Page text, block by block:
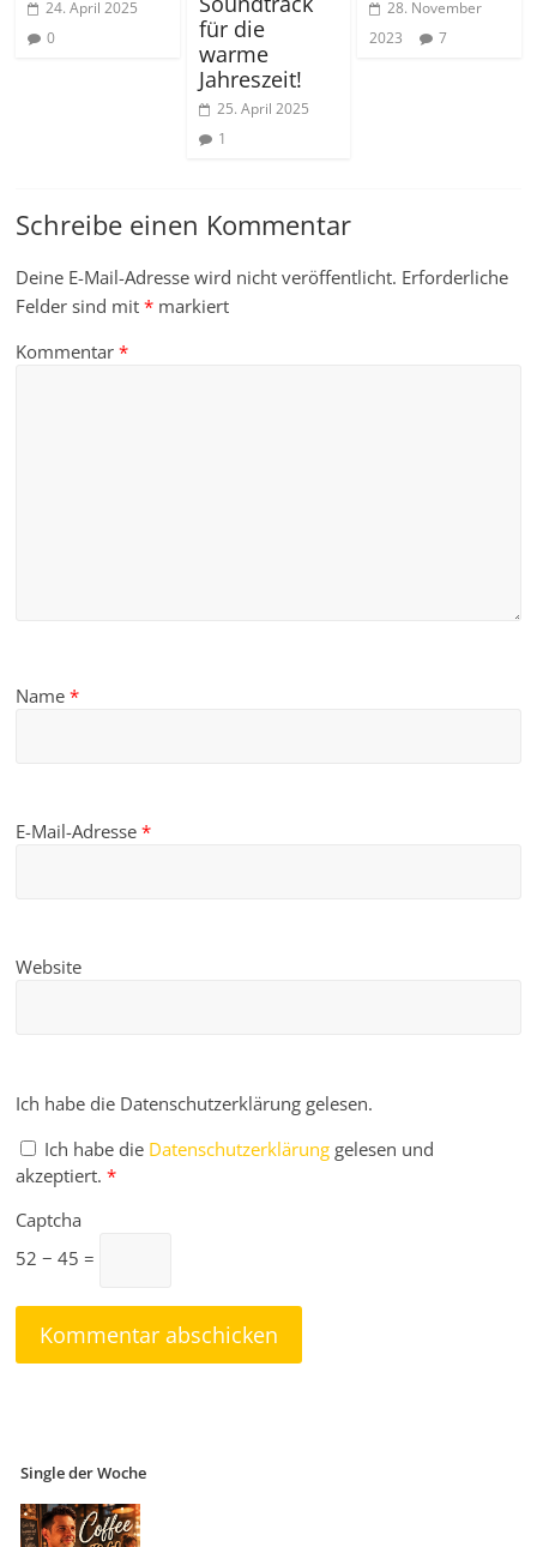
24. April 2025
0
für die
warme
Jahreszeit!
25. April 2025
1
28. November
2023
7
Schreibe einen Kommentar
Deine E-Mail-Adresse wird nicht veröffentlicht. Erforderliche
Felder sind mit* markiert
Kommentar*
Name*
E-Mail-Adresse*
Website
Ich habe die Datenschutzerklärung gelesen.
Ich habe die Datenschutzerklärung gelesen und
akzeptiert. *
Captcha
52 − 45 =
Single der Woche